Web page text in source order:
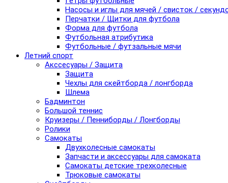
Насосы и иглы для мячей / свисток /
Перчатки / Щитки для футбола
Форма для футбола
Футбольная атрибутика
Футбольные / футзальные мячи
Летний спорт
Акссесуары / Защита
Защита
Чехлы для скейтборда / лонгборда
Шлема
Бадминтон
Большой теннис
Круизеры / Пенниборды / Лонгборды
Ролики
Самокаты
Двухколесные самокаты
Запчасти и аксессуары для самоката
Самокаты детские трехколесные
Трюковые самокаты